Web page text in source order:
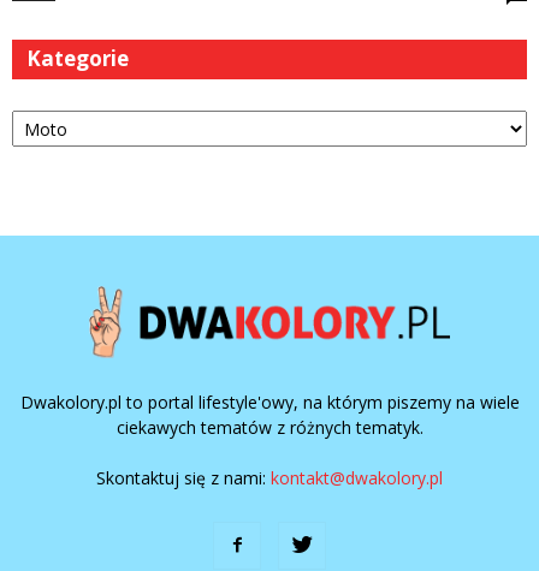
Kategorie
Kategorie
Dwakolory.pl to portal lifestyle'owy, na którym piszemy na wiele
ciekawych tematów z różnych tematyk.
Skontaktuj się z nami: kontakt@dwakolory.pl